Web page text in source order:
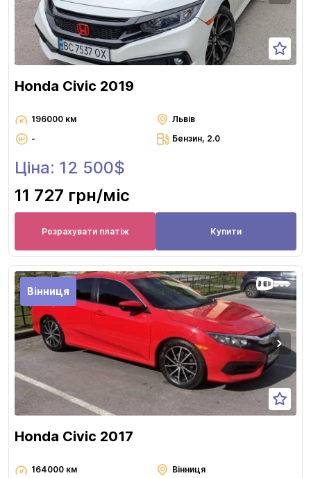
Honda Civic 2019
196000 км
Львів
-
Бензин, 2.0
Ціна: 12 500$
11 727 грн/міс
Розрахувати платіж Купити
Вінниця
Honda Civic 2017
164000 км Вінниця